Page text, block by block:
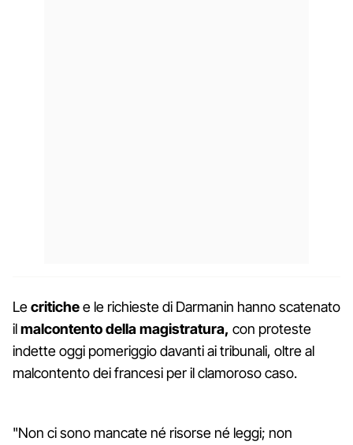
Lecritichee le richieste di Darmanin hanno scatenato
ilmalcontento della magistratura, con proteste
indette oggi pomeriggio davanti ai tribunali, oltre al
malcontento dei francesi per il clamoroso caso.
"Non ci sono mancate né risorse né leggi; non